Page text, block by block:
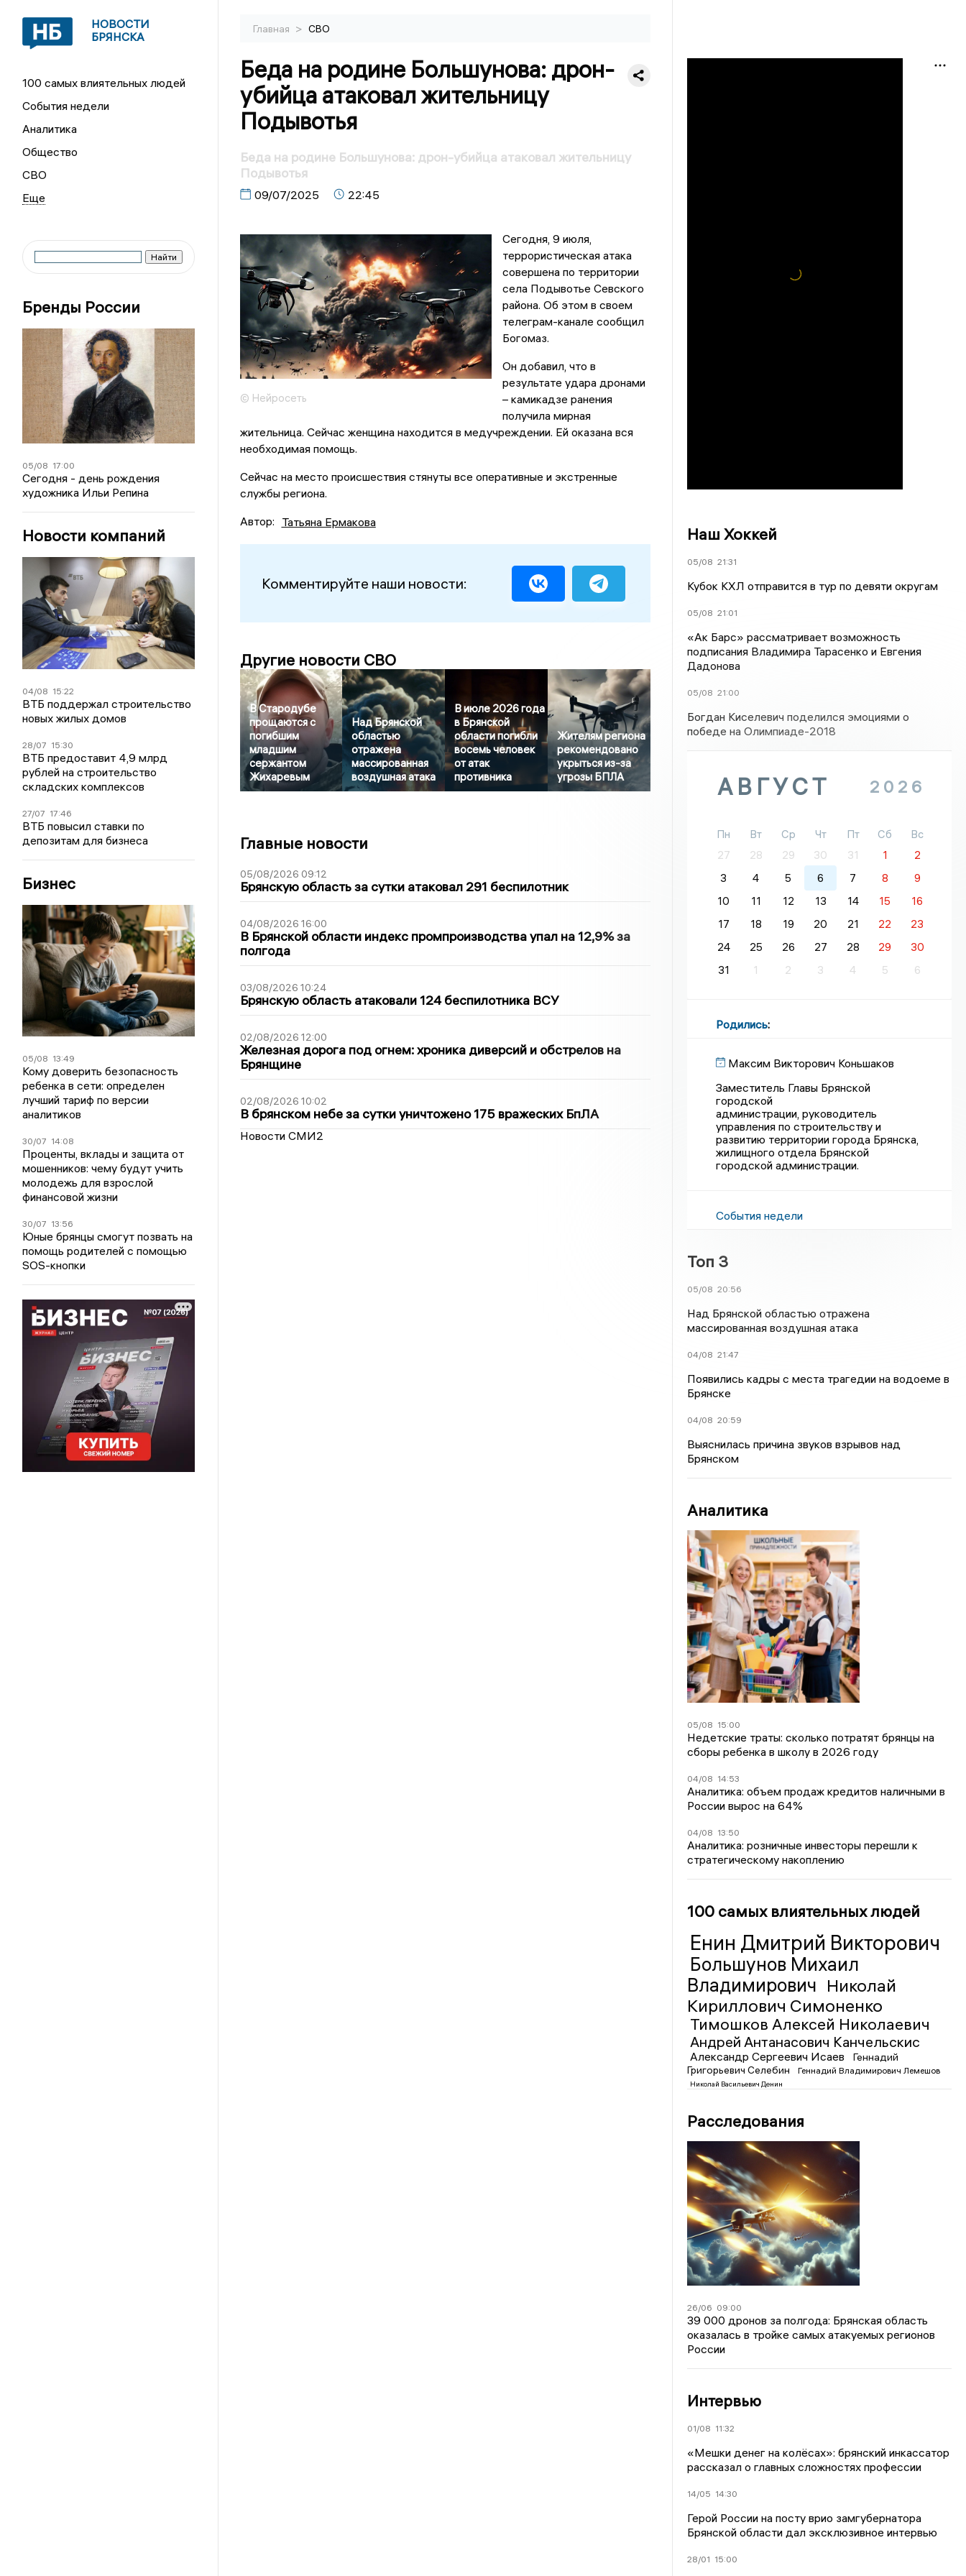
НОВОСТИ
БРЯНСКА
100 самых влиятельных людей
События недели
Аналитика
Общество
СВО
Бренды России
05/08 17:00
Сегодня - день рождения
художника Ильи Репина
Новости компаний
04/08 15:22
ВТБ поддержал строительство
новых жилых домов
28/07 15:30
ВТБ предоставит 4,9 млрд
рублей на строительство
складских комплексов
27/07 17:46
ВТБ повысил ставки по
депозитам для бизнеса
Бизнес
05/08 13:49
Кому доверить безопасность
ребенка в сети: определен
лучший тариф по версии
аналитиков
30/07 14:08
Проценты, вклады и защита от
мошенников: чему будут учить
молодежь для взрослой
финансовой жизни
30/07 13:56
Юные брянцы смогут позвать на
помощь родителей с помощью
SOS-кнопки
Главная > СВО
Беда на родине Большунова: дрон-
убийца атаковал жительницу
Подывотья
Беда на родине Большунова: дрон-убийца атаковал жительницу
Подывотья
09/07/2025 22:45
© Нейросеть
Сегодня, 9 июля,
террористическая атака
совершена по территории
села Подывотье Севского
района. Об этом в своем
телеграм-канале сообщил
Богомаз.
Он добавил, что в
результате удара дронами
– камикадзе ранения
получила мирная
жительница. Сейчас женщина находится в медучреждении. Ей оказана вся
необходимая помощь.
Сейчас на место происшествия стянуты все оперативные и экстренные
службы региона.
Автор: Татьяна Ермакова
Комментируйте наши новости:
Другие новости СВО
В Стародубе
прощаются с
погибшим
младшим
сержантом
Жихаревым
Над Брянской
областью
отражена
массированная
воздушная атака
В июле 2026 года
в Брянской
области погибли
восемь человек
от атак
противника
Жителям региона
рекомендовано
укрыться из-за
угрозы БПЛА
Главные новости
05/08/2026 09:12
Брянскую область за сутки атаковал 291 беспилотник
04/08/2026 16:00
В Брянской области индекс промпроизводства упал на 12,9% за
полгода
03/08/2026 10:24
Брянскую область атаковали 124 беспилотника ВСУ
02/08/2026 12:00
Железная дорога под огнем: хроника диверсий и обстрелов на
Брянщине
02/08/2026 10:02
В брянском небе за сутки уничтожено 175 вражеских БпЛА
Новости СМИ2
Наш Хоккей
05/08 21:31
Кубок КХЛ отправится в тур по девяти округам
05/08 21:01
«Ак Барс» рассматривает возможность
подписания Владимира Тарасенко и Евгения
Дадонова
05/08 21:00
Богдан Киселевич поделился эмоциями о
победе на Олимпиаде-2018
АВГУСТ 2026
Пн Вт Ср Чт Пт Сб
Вс
27
28 29 30 31 1
2
3
4 5 6 7 8
9
10
11 12 13 14 15
16
17
18 19 20 21 22
23
24
25 26 27 28 29
30
31
1 2 3 4 5 6
Родились:
Максим Викторович Коньшаков
Заместитель Главы Брянской
городской
администрации, руководитель
управления по строительству и
развитию территории города Брянска,
жилищного отдела Брянской
городской администрации.
События недели
Топ 3
05/08 20:56
Над Брянской областью отражена
массированная воздушная атака
04/08 21:47
Появились кадры с места трагедии на водоеме в
Брянске
04/08 20:59
Выяснилась причина звуков взрывов над
Брянском
Аналитика
05/08 15:00
Недетские траты: сколько потратят брянцы на
сборы ребенка в школу в 2026 году
04/08 14:53
Аналитика: объем продаж кредитов наличными в
России вырос на 64%
04/08 13:50
Аналитика: розничные инвесторы перешли к
стратегическому накоплению
100 самых влиятельных людей
Енин Дмитрий Викторович
Большунов Михаил
Владимирович Николай
Кириллович Симоненко
Тимошков Алексей Николаевич
Андрей Антанасович Канчельскис
Александр Сергеевич Исаев
Геннадий
Григорьевич Селебин
Геннадий Владимирович Лемешов
Николай Васильевич Денин
Расследования
26/06 09:00
39 000 дронов за полгода: Брянская область
оказалась в тройке самых атакуемых регионов
России
Интервью
01/08 11:32
«Мешки денег на колёсах»: брянский инкассатор
рассказал о главных сложностях профессии
14/05 14:30
Герой России на посту врио замгубернатора
Брянской области дал эксклюзивное интервью
28/01 15:00